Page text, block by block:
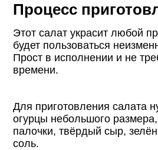
Процесс
Этот салат украсит любой
будет пользоваться
Прост в исполнении и не
времени.
Для приготовления салата
огурцы небольшого
палочки, твёрдый сыр,
соль.